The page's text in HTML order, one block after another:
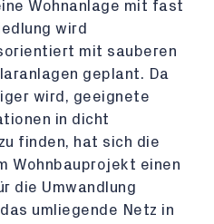
Wohnanlage mit fast
wird
mit sauberen
geplant. Da
wird, geeignete
in dicht
finden, hat sich die
Wohnbauprojekt einen
die Umwandlung
umliegende Netz in